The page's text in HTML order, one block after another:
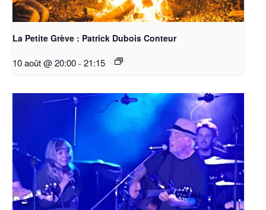
La Petite Grève : Patrick Dubois Conteur
10 août @ 20:00- 21:15